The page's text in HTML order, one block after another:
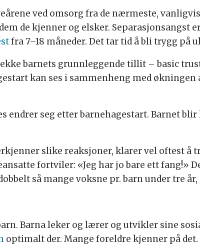
ved omsorg fra de nærmeste,
de kjenner og elsker. Separasjonsangst
fra 7–18 måneder. Det tar tid å bli trygg på
barnets grunnleggende tillit – basic
kan ses i sammenheng med
endrer seg etter barnehagestart. Barnet
slike reaksjoner, klarer vel oftest å
fortviler: «Jeg har jo bare ett fang!»
så mange voksne pr. barn under tre
Barna leker og lærer og utvikler sine
optimalt der. Mange foreldre kjenner på